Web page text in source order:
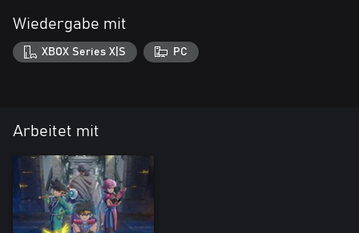
Wiedergabe mit
XBOX Series X|S PC
Arbeitet mit